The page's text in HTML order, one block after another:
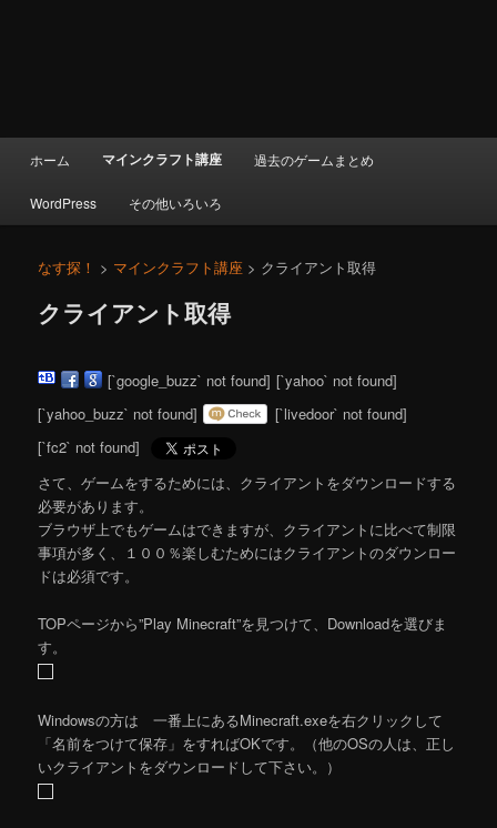
ホーム マインクラフト講座 過去のゲームまとめ
WordPress その他いろいろ
なす探！ > マインクラフト講座 > クライアント取得
クライアント取得
[`google_buzz` not found] [`yahoo` not found]
[`yahoo_buzz` not found]
[`livedoor` not found]
[`fc2` not found]
さて、ゲームをするためには、クライアントをダウンロードする
必要があります。
ブラウザ上でもゲームはできますが、クライアントに比べて制限
事項が多く、１００％楽しむためにはクライアントのダウンロー
ドは必須です。
TOPページから”Play Minecraft”を見つけて、Downloadを選びま
す。
Windowsの方は 一番上にあるMinecraft.exeを右クリックして
「名前をつけて保存」をすればOKです。（他のOSの人は、正し
いクライアントをダウンロードして下さい。）